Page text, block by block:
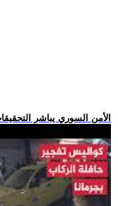
.. الأمن السوري يباشر